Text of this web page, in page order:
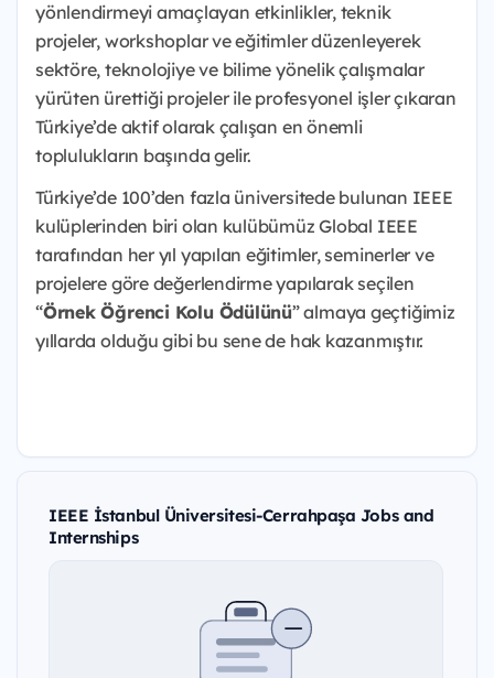
yönlendirmeyi amaçlayan etkinlikler, teknik
projeler, workshoplar ve eğitimler düzenleyerek
sektöre, teknolojiye ve bilime yönelik çalışmalar
yürüten ürettiği projeler ile profesyonel işler çıkaran
Türkiye’de aktif olarak çalışan en önemli
toplulukların başında gelir.
Türkiye’de 100’den fazla üniversitede bulunan IEEE
kulüplerinden biri olan kulübümüz Global IEEE
tarafından her yıl yapılan eğitimler, seminerler ve
projelere göre değerlendirme yapılarak seçilen
“Örnek Öğrenci Kolu Ödülünü” almaya geçtiğimiz
yıllarda olduğu gibi bu sene de hak kazanmıştır.
IEEE İstanbul Üniversitesi-Cerrahpaşa Jobs and
Internships